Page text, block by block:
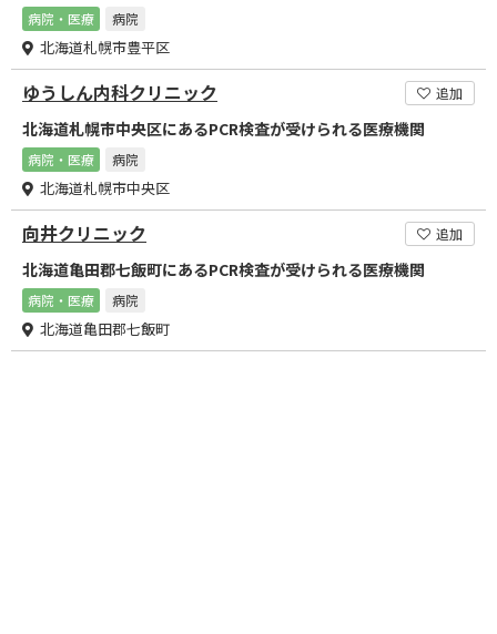
病院・医療 病院
北海道札幌市豊平区
ゆうしん内科クリニック 追加
北海道札幌市中央区にあるPCR検査が受けられる医療機関
病院・医療 病院
北海道札幌市中央区
向井クリニック 追加
北海道亀田郡七飯町にあるPCR検査が受けられる医療機関
病院・医療 病院
北海道亀田郡七飯町